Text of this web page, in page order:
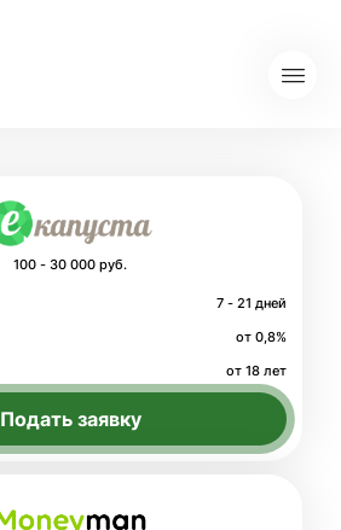
100 - 30 000 руб.
7 - 21 дней
от 0,8%
от 18 лет
Подать заявку